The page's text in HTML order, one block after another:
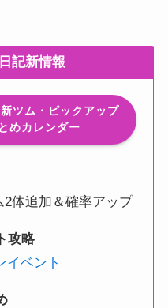
記新情報
ツム・ピックアップ
めカレンダー
体追加＆確率アップ
攻略
イベント